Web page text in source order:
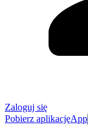
Zaloguj się
Pobierz aplikacjęApp